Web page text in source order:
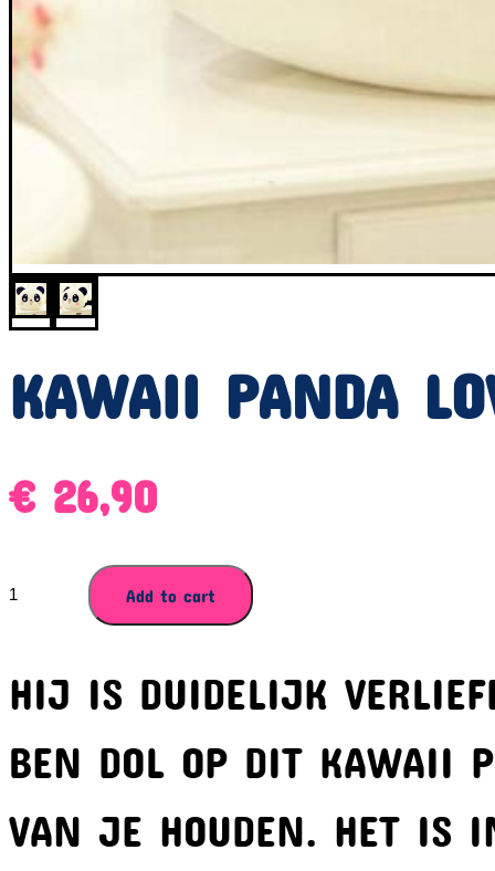
KAWAII PANDA
€26,90
KNUFFEL
quantity
Add to cart
HIJ IS DUIDELIJK
BEN DOL OP DIT KAWAII
VAN JE HOUDEN. HET IS